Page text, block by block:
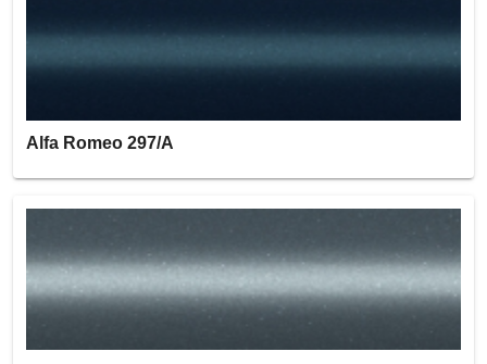
Alfa Romeo 297/A